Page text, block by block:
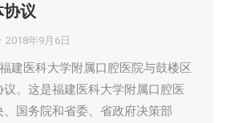
议
2018年9月6日
医科大学附属口腔医院与鼓楼区
。这是福建医科大学附属口腔医
国务院和省委、省政府决策部